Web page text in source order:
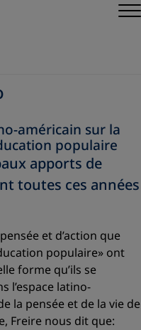
américain sur la
populaire
apports de
toutes ces années
et d’action que
populaire» ont
forme qu’ils se
l’espace latino-
la pensée et de la vie de
Freire nous dit que: